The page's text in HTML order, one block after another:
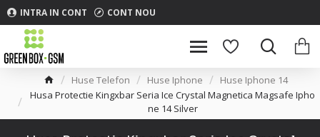
INTRA IN CONT CONT NOU
Huse Telefon Huse Iphone
Huse Iphone 14
Husa Protectie Kingxbar Seria Ice Crystal Magnetica Magsafe Ipho
ne 14 Silver